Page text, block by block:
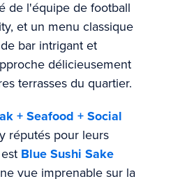
de l'équipe de football
et un menu classique
bar intrigant et
délicieusement
terrasses du quartier.
+ Seafood + Social
réputés pour leurs
Blue Sushi Sake
vue imprenable sur la